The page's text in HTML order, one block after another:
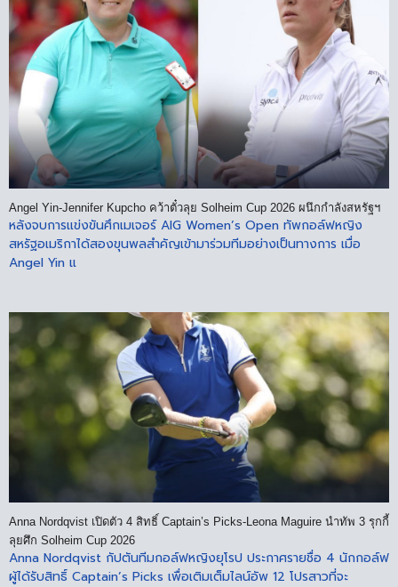
Angel Yin-Jennifer Kupcho คว้าตั๋วลุย Solheim Cup 2026 ผนึกกำลังสหรัฐฯ
หลังจบการแข่งขันศึกเมเจอร์ AIG Women’s Open ทัพกอล์ฟหญิง
สหรัฐอเมริกาได้สองขุนพลสำคัญเข้ามาร่วมทีมอย่างเป็นทางการ เมื่อ
Angel Yin แ
Anna Nordqvist เปิดตัว 4 สิทธิ์ Captain’s Picks-Leona Maguire นำทัพ 3 รุกกี้
ลุยศึก Solheim Cup 2026
Anna Nordqvist กัปตันทีมกอล์ฟหญิงยุโรป ประกาศรายชื่อ 4 นักกอล์ฟ
ผู้ได้รับสิทธิ์ Captain’s Picks เพื่อเติมเต็มไลน์อัพ 12 โปรสาวที่จะ